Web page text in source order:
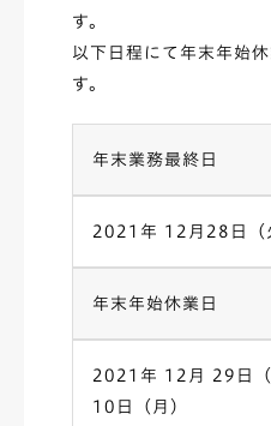
す。
以下日程にて年末年始
す。
年末業務最終日
2021年 12月28日（
年末年始休業日
2021年 12月 29日
10日（月）